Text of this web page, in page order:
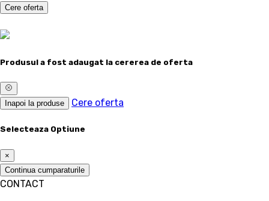
Cere oferta
Produsul a fost adaugat la cererea de oferta
Inapoi la produse Cere oferta
Selecteaza Optiune
×
Continua cumparaturile
CONTACT